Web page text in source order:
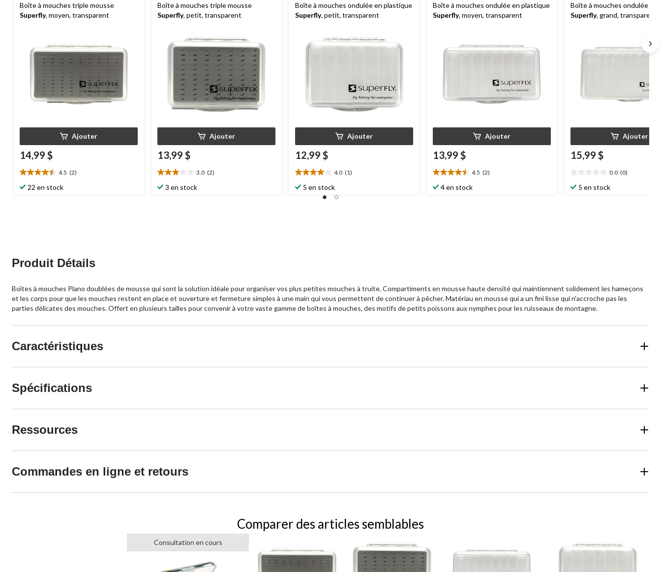
Boîte à mouches triple mousse
Superfly, moyen, transparent
Ajouter
14,99 $
4.5 (2)
4.5
étoile(s)
22 en stock
Boîte à mouches triple mousse
Superfly, petit, transparent
Ajouter
13,99 $
3.0 (2)
3.0
étoile(s)
3 en stock
Boîte à mouches ondulée en plastique
Superfly, petit, transparent
Ajouter
12,99 $
4.0 (1)
4.0
étoile(s)
5 en stock
Boîte à mouches ondulée en plastique
Superfly, moyen, transparent
Ajouter
13,99 $
4.5 (2)
4.5
étoile(s)
4 en stock
Boîte à mouches ondulée en
Superfly, grand, transparent
Ajouter
15,99 $
0.0 (0)
étoile(s)
5 en stock
Produit Détails
Boîtes à mouches Plano doublées de mousse qui sont la solution idéale pour organiser vos plus petites mouches à truite. Compartiments en mousse haute densité qui maintiennent solidement les hameçons
et les corps pour que les mouches restent en place et ouverture et fermeture simples à une main qui vous permettent de continuer à pêcher. Matériau en mousse qui a un fini lisse qui n'accroche pas les
parties délicates des mouches. Offert en plusieurs tailles pour convenir à votre vaste gamme de boîtes à mouches, des motifs de petits poissons aux nymphes pour les ruisseaux de montagne.
Caractéristiques
Spécifications
Ressources
Commandes en ligne et retours
Comparer des articles semblables
Consultation en cours